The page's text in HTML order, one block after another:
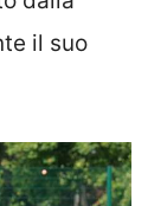
il suo